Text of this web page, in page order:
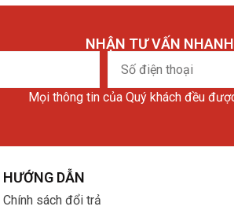
NHẬN TƯ VẤN
Số
điện
Mọi thông tin của Quý khách đều
HƯỚNG DẪN
Chính sách đổi trả